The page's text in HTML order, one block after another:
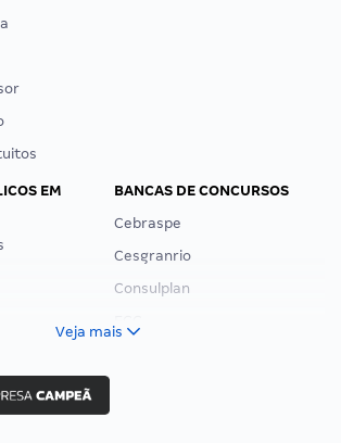
EM
BANCAS DE CONCURSOS
Cebraspe
Cesgranrio
Consulplan
Veja mais